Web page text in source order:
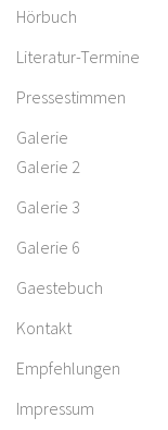
Hörbuch
Literatur-Termine
Pressestimmen
Galerie
Galerie 2
Galerie 3
Galerie 6
Gaestebuch
Kontakt
Empfehlungen
Impressum